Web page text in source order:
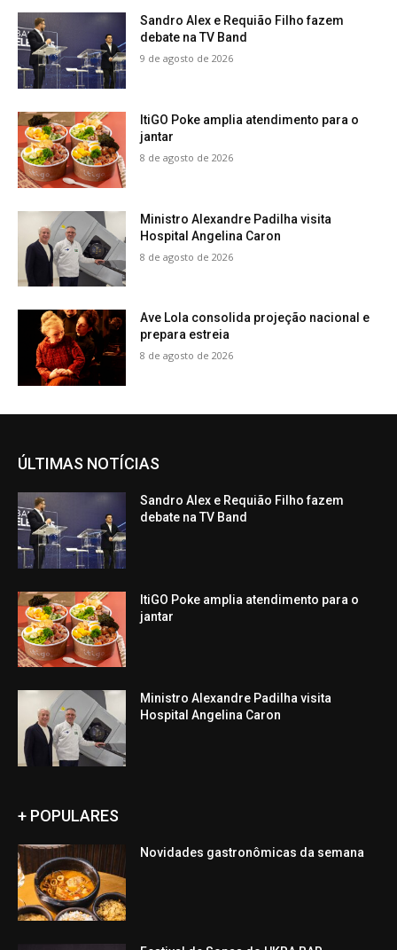
Sandro Alex e Requião Filho fazem
debate na TV Band
9 de agosto de 2026
ItiGO Poke amplia atendimento para o
jantar
8 de agosto de 2026
Ministro Alexandre Padilha visita
Hospital Angelina Caron
8 de agosto de 2026
Ave Lola consolida projeção nacional e
prepara estreia
8 de agosto de 2026
ÚLTIMAS NOTÍCIAS
Sandro Alex e Requião Filho fazem
debate na TV Band
ItiGO Poke amplia atendimento para o
jantar
Ministro Alexandre Padilha visita
Hospital Angelina Caron
+ POPULARES
Novidades gastronômicas da semana